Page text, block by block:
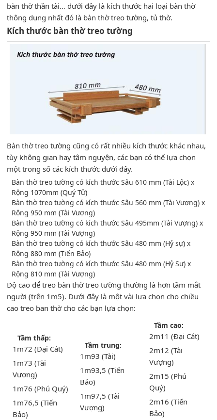
bàn thờ thần tài… dưới đây là kích thước hai loại bàn thờ
thông dụng nhất đó là bàn thờ treo tường, tủ thờ.
Kích thước bàn thờ treo tường
Bàn thờ treo tường cũng có rất nhiều kích thước khác nhau,
tùy không gian hay tâm nguyện, các bạn có thể lựa chọn
một trong số các kích thước dưới đây.
Bàn thờ treo tường có kích thước Sâu 610 mm (Tài Lộc) x
Rộng 1070mm (Quý Tử)
Bàn thờ treo tường có kích thước Sâu 560 mm (Tài Vượng) x
Rộng 950 mm (Tài Vượng)
Bàn thờ treo tường có kích thước Sâu 495mm (Tài Vượng) x
Rộng 950 mm (Tài Vượng)
Bàn thờ treo tường có kích thước Sâu 480 mm (Hỷ sự) x
Rộng 880 mm (Tiến Bảo)
Bàn thờ treo tường có kích thước Sâu 480 mm (Hỷ Sự) x
Rộng 810 mm (Tài Vượng)
Độ cao để treo bàn thờ treo tường thường là hơn tầm mắt
người (trên 1m5). Dưới đây là một vài lựa chọn cho chiều
cao treo ban thờ cho các bạn lựa chọn:
Tầm thấp:
1m72 (Đại Cát)
1m73 (Tài
Vượng)
1m76 (Phú Quý)
1m76,5 (Tiến
Bảo)
Tầm trung:
1m93 (Tài)
1m93,5 (Tiến
Bảo)
1m97,5 (Tài
Vượng)
Tầm cao:
2m11 (Đại Cát)
2m12 (Tài
Vượng)
2m15 (Phú
Quý)
2m16 (Tiến
Bảo)